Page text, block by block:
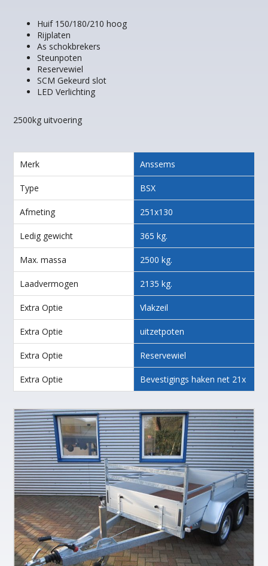
Huif 150/180/210 hoog
Rijplaten
As schokbrekers
Steunpoten
Reservewiel
SCM Gekeurd slot
LED Verlichting
2500kg uitvoering
Merk Anssems
Type BSX
Afmeting 251x130
Ledig gewicht 365 kg.
Max. massa 2500 kg.
Laadvermogen 2135 kg.
Extra Optie Vlakzeil
Extra Optie uitzetpoten
Extra Optie Reservewiel
Extra Optie Bevestigings haken net 21x